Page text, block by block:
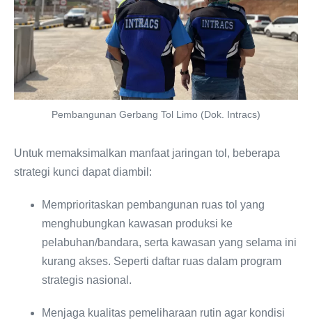
Pembangunan Gerbang Tol Limo (Dok. Intracs)
Untuk memaksimalkan manfaat jaringan tol, beberapa
strategi kunci dapat diambil:
Memprioritaskan pembangunan ruas tol yang
menghubungkan kawasan produksi ke
pelabuhan/bandara, serta kawasan yang selama ini
kurang akses. Seperti daftar ruas dalam program
strategis nasional.
Menjaga kualitas pemeliharaan rutin agar kondisi